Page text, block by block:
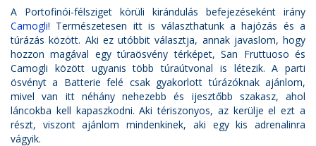
A Portofinói-félsziget körüli kirándulás befejezéseként irány
Camogli! Természetesen itt is választhatunk a hajózás és a
túrázás között. Aki ez utóbbit választja, annak javaslom, hogy
hozzon magával egy túraösvény térképet, San Fruttuoso és
Camogli között ugyanis több túraútvonal is létezik. A parti
ösvényt a Batterie felé csak gyakorlott túrázóknak ajánlom,
mivel van itt néhány nehezebb és ijesztőbb szakasz, ahol
láncokba kell kapaszkodni. Aki tériszonyos, az kerülje el ezt a
részt, viszont ajánlom mindenkinek, aki egy kis adrenalinra
vágyik.